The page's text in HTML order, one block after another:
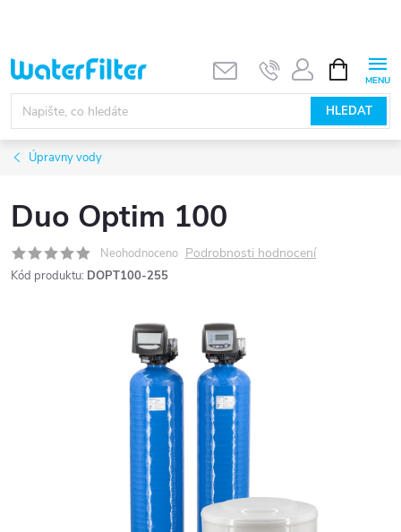
obsah
HLEDAT
NÁKUPNÍ
KOŠÍK
Úpravny vody
Duo Optim 100
Neohodnoceno Podrobnosti hodnocení
Kód produktu: DOPT100-255